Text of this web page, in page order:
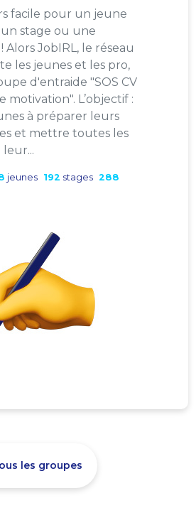
facile pour un jeune
stage ou une
Alors JobIRL, le réseau
les jeunes et les pro,
d'entraide "SOS CV
motivation". L’objectif :
à préparer leurs
et mettre toutes les
leur...
jeunes 192 stages 288
les groupes